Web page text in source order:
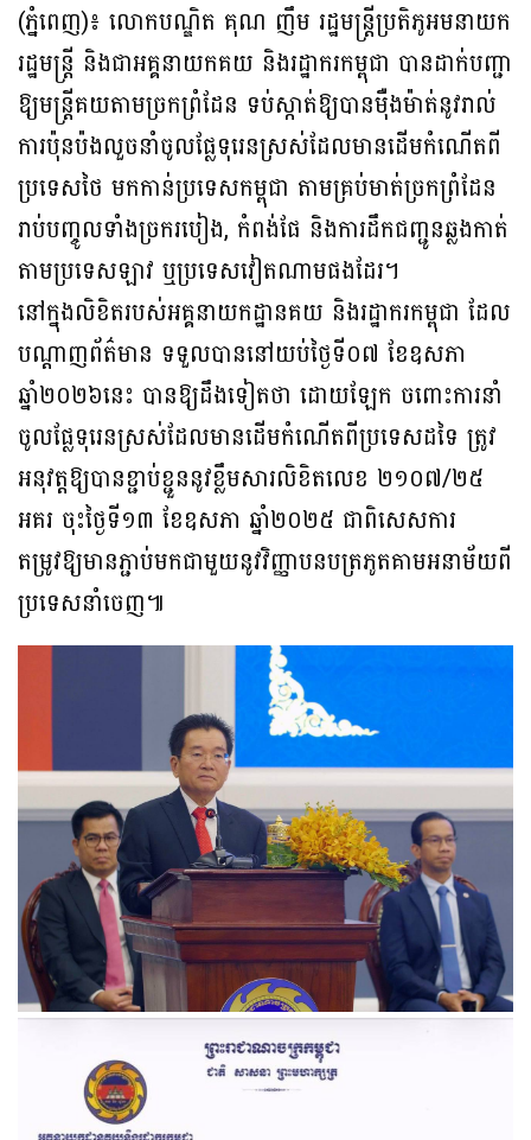
(ភ្នំពេញ)៖ លោកបណ្ឌិត គុណ ញឹម រដ្ឋមន្ត្រីប្រតិភូអមនាយក
រដ្ឋមន្ត្រី និងជាអគ្គនាយកគយ និងរដ្ឋាករកម្ពុជា បានដាក់បញ្ជា
ឱ្យមន្ត្រីគយតាមច្រកព្រំដែន ទប់ស្កាត់ឱ្យបានម៉ឺងម៉ាត់នូវរាល់
ការប៉ុនប៉ងលួចនាំចូលផ្លែទុរេនស្រស់ដែលមានដើមកំណើតពី
ប្រទេសថៃ មកកាន់ប្រទេសកម្ពុជា តាមគ្រប់មាត់ច្រកព្រំដែន
រាប់បញ្ចូលទាំងច្រករបៀង, កំពង់ផែ និងការដឹកជញ្ជូនឆ្លងកាត់
តាមប្រទេសឡាវ ឬប្រទេសវៀតណាមផងដែរ។
នៅក្នុងលិខិតរបស់អគ្គនាយកដ្ឋានគយ និងរដ្ឋាករកម្ពុជា ដែល
បណ្តាញព័ត៌មាន ទទួលបាននៅយប់ថ្ងៃទី០៧ ខែឧសភា
ឆ្នាំ២០២៦នេះ បានឱ្យដឹងទៀតថា ដោយឡែក ចពោះការនាំ
ចូលផ្លែទុរេនស្រស់ដែលមានដើមកំណើតពីប្រទេសដទៃ ត្រូវ
អនុវត្តឱ្យបានខ្ជាប់ខ្ជួននូវខ្លឹមសារលិខិតលេខ ២១០៧/២៥
អគរ ចុះថ្ងៃទី១៣ ខែឧសភា ឆ្នាំ២០២៥ ជាពិសេសការ
តម្រូវឱ្យមានភ្ជាប់មកជាមួយនូវវិញ្ញាបនបត្រភូតគាមអនាម័យពី
ប្រទេសនាំចេញ៕